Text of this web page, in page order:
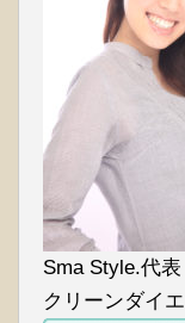
Sma Style.代表
クリーンダイ